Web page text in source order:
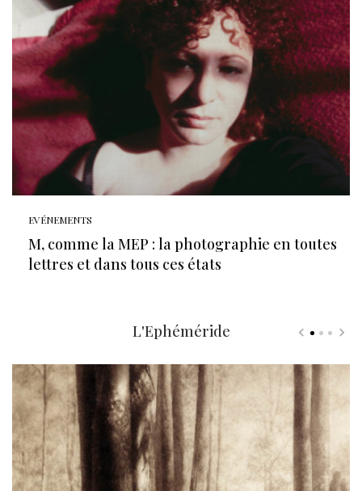
EVÉNEMENTS
M, comme la MEP : la photographie en toutes
lettres et dans tous ces états
L'Ephéméride